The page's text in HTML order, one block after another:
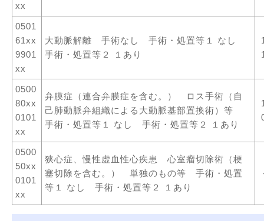
xx
0501
61xx
9901
xx
大動脈解離 手術なし 手術・処置等１ なし
手術・処置等２ １あり
0500
80xx
0101
xx
弁膜症（連合弁膜症を含む。） ロス手術（自
己肺動脈弁組織による大動脈基部置換術）等
手術・処置等１ なし 手術・処置等２ １あり
0500
50xx
0101
xx
狭心症、慢性虚血性心疾患 心室瘤切除術（梗
塞切除を含む。） 単独のもの等 手術・処置
等１ なし 手術・処置等２ １あり